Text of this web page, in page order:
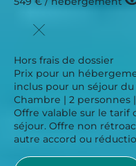
Hors frais de dossier
Prix pour un
inclus pour un séjour du
Chambre | 2 personnes
Offre valable sur le tarif
séjour. Offre non
autre accord ou